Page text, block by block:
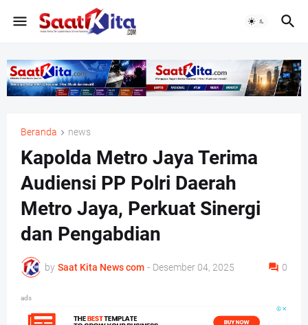
Beranda news
Kapolda Metro Jaya Terima
Audiensi PP Polri Daerah
Metro Jaya, Perkuat Sinergi
dan Pengabdian
by Saat Kita News com - Desember 04, 2025 0
ads